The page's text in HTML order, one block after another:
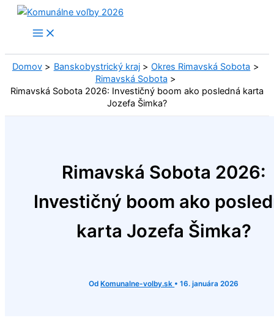
Preskočiť
Domov Banskobystrický kraj
Okres Rimavská Sobota
Rimavská Sobota
Rimavská Sobota 2026: Investičný boom ako posledná karta
Jozefa Šimka?
Rimavská Sobota 2026:
Investičný boom ako
karta Jozefa Šimka?
Od Komunalne-volby.sk •16. januára 2026